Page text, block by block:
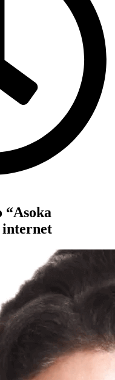
“Asoka
internet